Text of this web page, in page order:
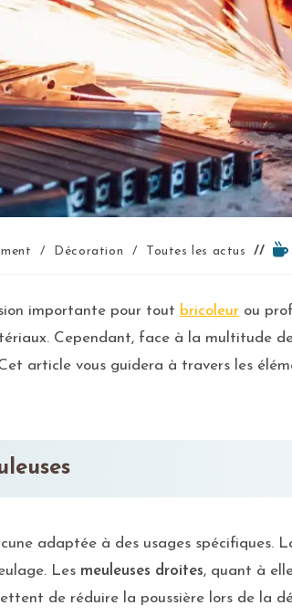
/ Décoration / Toutes les actus
importante pour tout bricoleur ou
Cependant, face à la multitude
article vous guidera à travers les
adaptée à des usages spécifiques.
Les meuleuses droites, quant à
de réduire la poussière lors de la